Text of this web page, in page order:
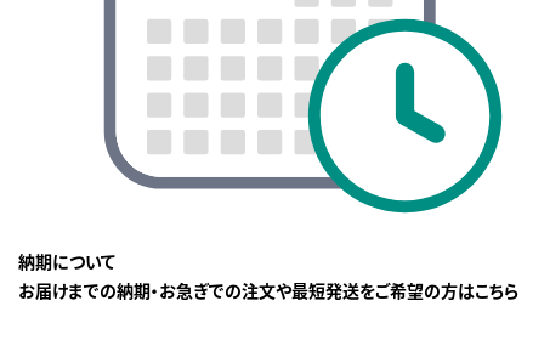
納期について
お届けまでの納期・お急ぎでの注文や最短発送をご希望の方はこちら